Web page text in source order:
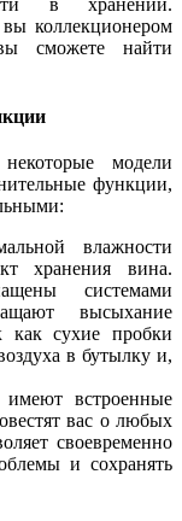
коллекционером
сможете найти
модели
функции,
влажности
хранения вина.
системами
высыхание
как сухие пробки
в бутылку и,
встроенные
вас о любых
своевременно
и сохранять